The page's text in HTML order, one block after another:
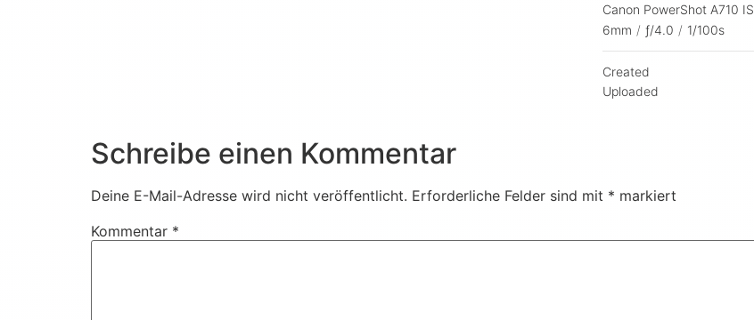
Canon PowerShot A710 IS
6mm / ƒ/4.0 / 1/100s
Created
Uploaded
Schreibe einen Kommentar
Deine E-Mail-Adresse wird nicht veröffentlicht. Erforderliche Felder sind mit * markiert
Kommentar *